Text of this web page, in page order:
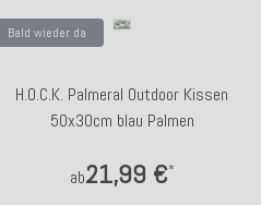
Bald wieder da
H.O.C.K. Palmeral Outdoor Kissen
50x30cm blau Palmen
ab21,99 €*
Bald wieder da
WV 3-teiliges Tablett-Set Orange mit
goldener Umrandung